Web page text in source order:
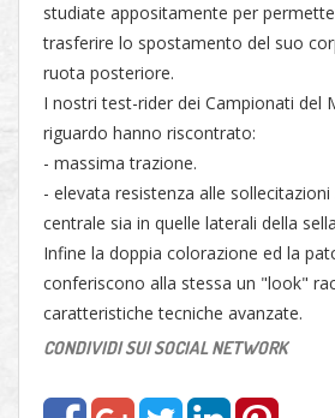
studiate appositamente per
trasferire lo spostamento del suo
ruota posteriore.
I nostri test-rider dei Campionati del
riguardo hanno riscontrato:
- massima trazione.
- elevata resistenza alle
centrale sia in quelle laterali della
Infine la doppia colorazione ed la
conferiscono alla stessa un "look"
caratteristiche tecniche avanzate.
CONDIVIDI SUI SOCIAL NETWORK